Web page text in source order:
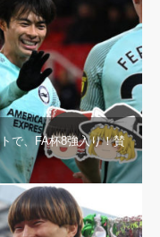
で、FA杯8強入り！賛